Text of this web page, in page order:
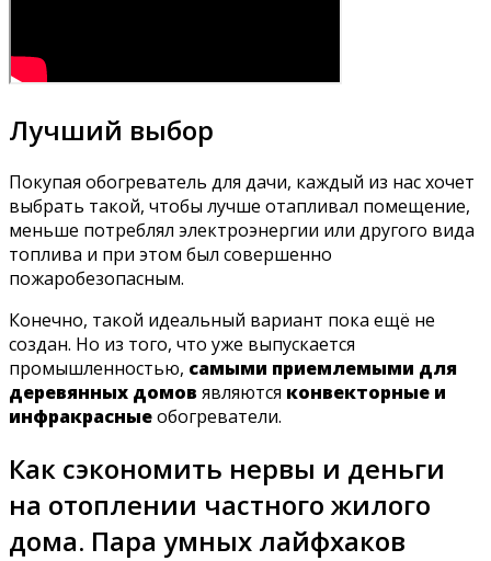
Лучший выбор
Покупая обогреватель для дачи, каждый из нас хочет
выбрать такой, чтобы лучше отапливал помещение,
меньше потреблял электроэнергии или другого вида
топлива и при этом был совершенно
пожаробезопасным.
Конечно, такой идеальный вариант пока ещё не
создан. Но из того, что уже выпускается
промышленностью, самыми приемлемыми для
деревянных домов являются конвекторные и
инфракрасныеобогреватели.
Как сэкономить нервы и деньги
на отоплении частного жилого
дома. Пара умных лайфхаков